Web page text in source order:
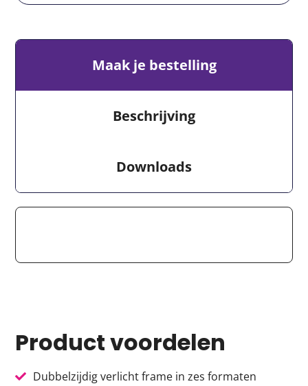
Maak je bestelling
Beschrijving
Downloads
Product voordelen
Dubbelzijdig verlicht frame in zes formaten